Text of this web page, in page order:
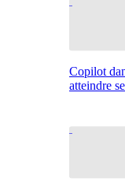
Copilot
atteindre